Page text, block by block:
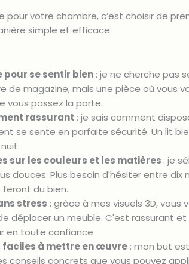
votre chambre, c’est choisir de
simple et efficace.
pour se sentir bien: je ne cherche pas
de magazine, mais une pièce où vous
vous passez la porte.
rassurant : je sais comment
se sente en parfaite sécurité. Un lit
sur les couleurs et les matières : je
douces. Plus besoin d'hésiter entre dix
feront du bien.
stress : grâce à mes visuels 3D,
déplacer un meuble. C'est rassurant
en toute confiance.
faciles à mettre en œuvre: mon but est
conseils concrets que vous pouvez